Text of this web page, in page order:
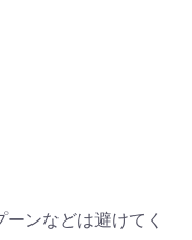
ンなどは避けてく